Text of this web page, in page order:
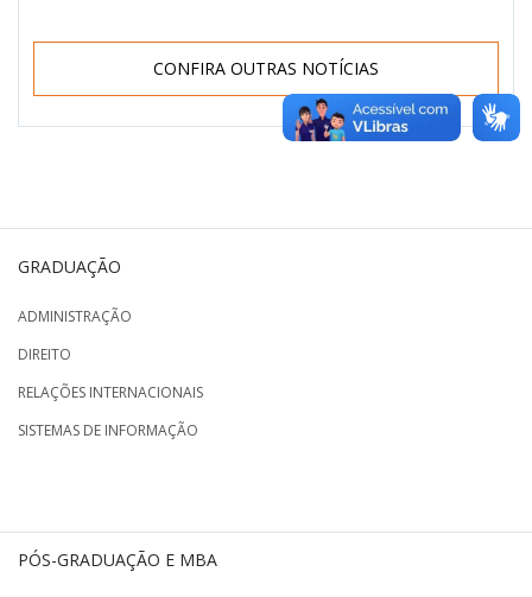
CONFIRA OUTRAS NOTÍCIAS
GRADUAÇÃO
ADMINISTRAÇÃO
DIREITO
RELAÇÕES INTERNACIONAIS
SISTEMAS DE INFORMAÇÃO
PÓS-GRADUAÇÃO E MBA